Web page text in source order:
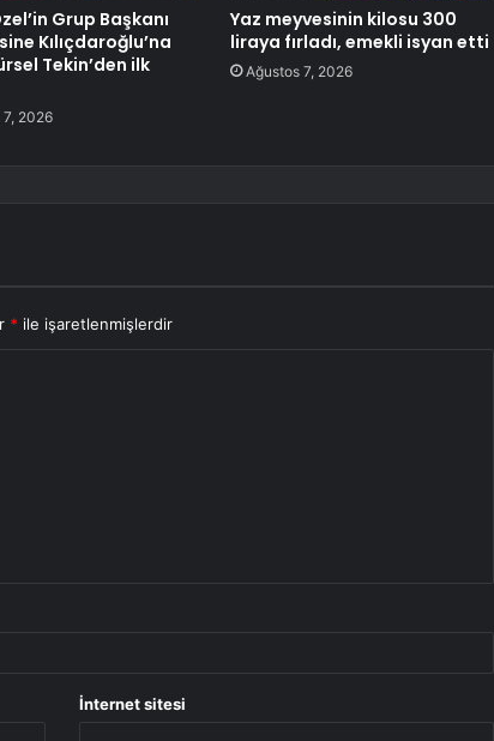
Grup Başkanı
Kılıçdaroğlu’na
Tekin’den ilk
2026
Yaz meyvesinin kilosu 300
liraya fırladı, emekli isyan etti
Ağustos 7, 2026
* ile işaretlenmişlerdir
İnternet sitesi